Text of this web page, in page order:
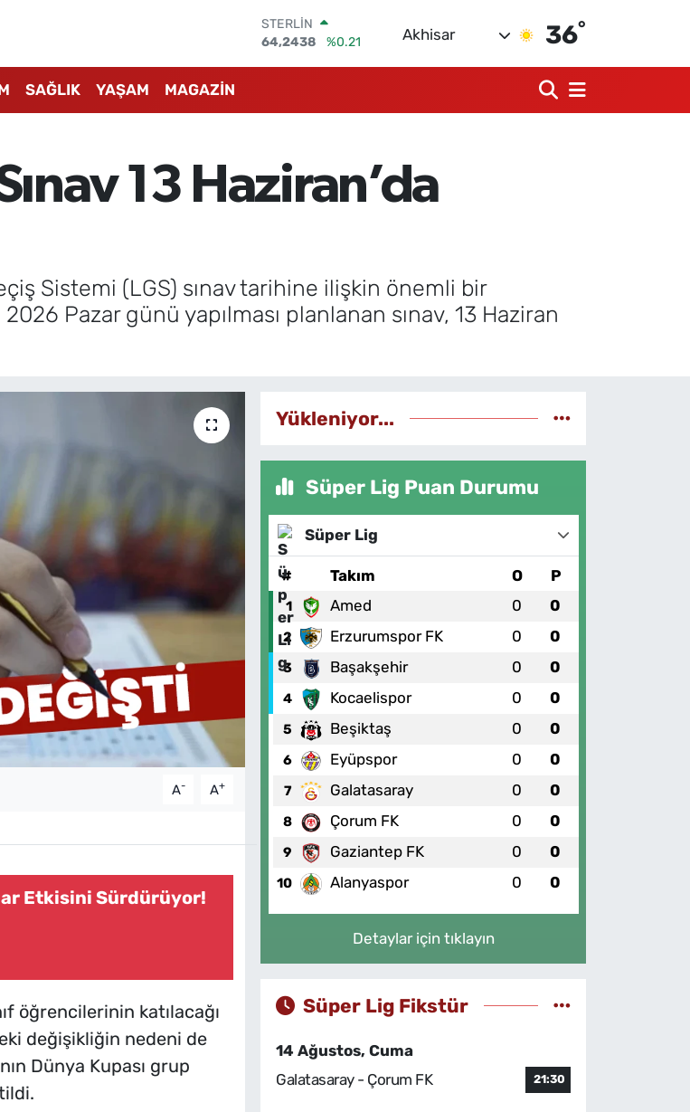
STERLİN
64,2438
%0.21
13.768
%48
DOLAR
47,5986
%0.06
EURO
Akhisar 36°
SAĞLIK YAŞAM MAGAZİN
13 Haziran’da
Sistemi (LGS) sınav tarihine ilişkin önemli bir
Pazar günü yapılması planlanan sınav, 13 Haziran
A- A+
Etkisini Sürdürüyor!
öğrencilerinin katılacağı
değişikliğin nedeni de
Dünya Kupası grup
Yükleniyor...
Süper Lig Puan Durumu
Süper Lig
# Takım O P
1 Amed 0 0
2 Erzurumspor FK 0 0
3 Başakşehir 0 0
4 Kocaelispor 0 0
5 Beşiktaş 0 0
6 Eyüpspor 0 0
7 Galatasaray 0 0
8 Çorum FK 0 0
9 Gaziantep FK 0 0
10 Alanyaspor 0 0
Detaylar için tıklayın
Süper Lig Fikstür
14 Ağustos, Cuma
Galatasaray - Çorum FK
21:30